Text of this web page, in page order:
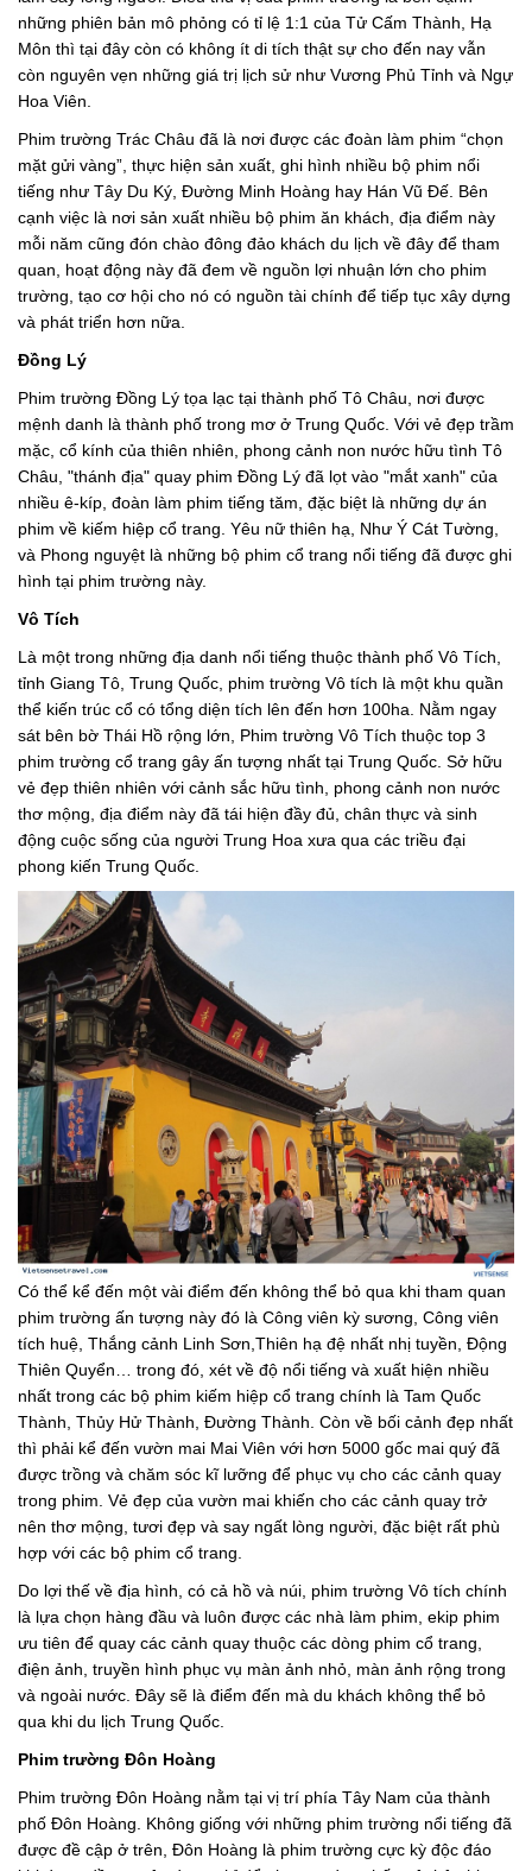
những phiên bản mô phỏng có tỉ lệ 1:1 của Tử Cấm Thành, Hạ
Môn thì tại đây còn có không ít di tích thật sự cho đến nay vẫn
còn nguyên vẹn những giá trị lịch sử như Vương Phủ Tỉnh và Ngự
Hoa Viên.
Phim trường Trác Châu đã là nơi được các đoàn làm phim “chọn
mặt gửi vàng”, thực hiện sản xuất, ghi hình nhiều bộ phim nổi
tiếng như Tây Du Ký, Đường Minh Hoàng hay Hán Vũ Đế. Bên
cạnh việc là nơi sản xuất nhiều bộ phim ăn khách, địa điểm này
mỗi năm cũng đón chào đông đảo khách du lịch về đây để tham
quan, hoạt động này đã đem về nguồn lợi nhuận lớn cho phim
trường, tạo cơ hội cho nó có nguồn tài chính để tiếp tục xây dựng
và phát triển hơn nữa.
Đồng Lý
Phim trường Đồng Lý tọa lạc tại thành phố Tô Châu, nơi được
mệnh danh là thành phố trong mơ ở Trung Quốc. Với vẻ đẹp trầm
mặc, cổ kính của thiên nhiên, phong cảnh non nước hữu tình Tô
Châu, "thánh địa" quay phim Đồng Lý đã lọt vào "mắt xanh" của
nhiều ê-kíp, đoàn làm phim tiếng tăm, đặc biệt là những dự án
phim về kiếm hiệp cổ trang. Yêu nữ thiên hạ, Như Ý Cát Tường,
và Phong nguyệt là những bộ phim cổ trang nổi tiếng đã được ghi
hình tại phim trường này.
Vô Tích
Là một trong những địa danh nổi tiếng thuộc thành phố Vô Tích,
tỉnh Giang Tô, Trung Quốc, phim trường Vô tích là một khu quần
thể kiến trúc cổ có tổng diện tích lên đến hơn 100ha. Nằm ngay
sát bên bờ Thái Hồ rộng lớn, Phim trường Vô Tích thuộc top 3
phim trường cổ trang gây ấn tượng nhất tại Trung Quốc. Sở hữu
vẻ đẹp thiên nhiên với cảnh sắc hữu tình, phong cảnh non nước
thơ mộng, địa điểm này đã tái hiện đầy đủ, chân thực và sinh
động cuộc sống của người Trung Hoa xưa qua các triều đại
phong kiến Trung Quốc.
Có thể kể đến một vài điểm đến không thể bỏ qua khi tham quan
phim trường ấn tượng này đó là Công viên kỳ sương, Công viên
tích huệ, Thắng cảnh Linh Sơn,Thiên hạ đệ nhất nhị tuyền, Động
Thiên Quyển… trong đó, xét về độ nổi tiếng và xuất hiện nhiều
nhất trong các bộ phim kiếm hiệp cổ trang chính là Tam Quốc
Thành, Thủy Hử Thành, Đường Thành. Còn về bối cảnh đẹp nhất
thì phải kể đến vườn mai Mai Viên với hơn 5000 gốc mai quý đã
được trồng và chăm sóc kĩ lưỡng để phục vụ cho các cảnh quay
trong phim. Vẻ đẹp của vườn mai khiến cho các cảnh quay trở
nên thơ mộng, tươi đẹp và say ngất lòng người, đặc biệt rất phù
hợp với các bộ phim cổ trang.
Do lợi thế về địa hình, có cả hồ và núi, phim trường Vô tích chính
là lựa chọn hàng đầu và luôn được các nhà làm phim, ekip phim
ưu tiên để quay các cảnh quay thuộc các dòng phim cổ trang,
điện ảnh, truyền hình phục vụ màn ảnh nhỏ, màn ảnh rộng trong
và ngoài nước. Đây sẽ là điểm đến mà du khách không thể bỏ
qua khi du lịch Trung Quốc.
Phim trường Đôn Hoàng
Phim trường Đôn Hoàng nằm tại vị trí phía Tây Nam của thành
phố Đôn Hoàng. Không giống với những phim trường nổi tiếng đã
được đề cập ở trên, Đôn Hoàng là phim trường cực kỳ độc đáo